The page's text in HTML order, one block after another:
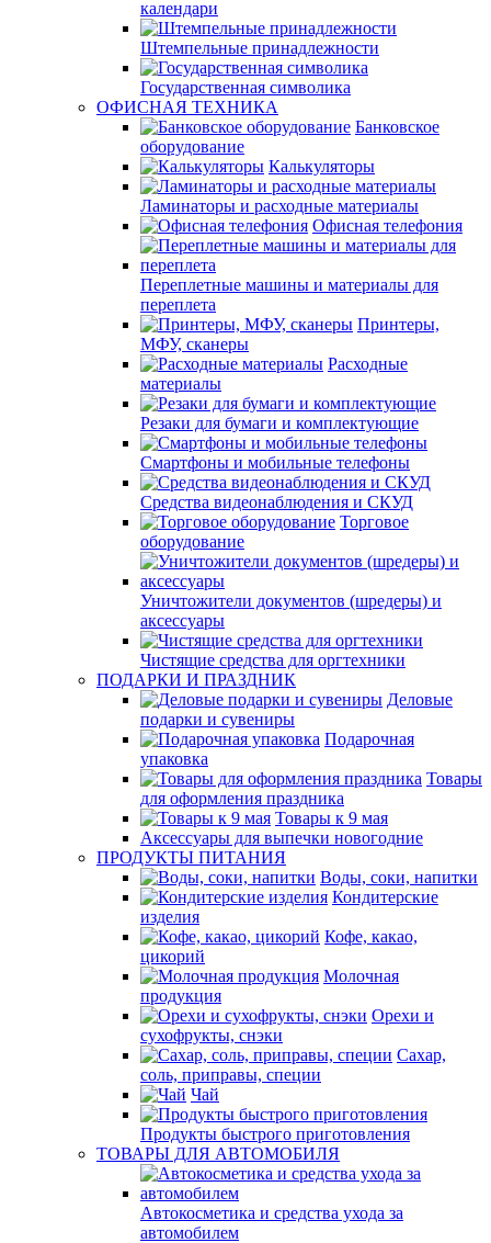
календари
Штемпельные принадлежности
Государственная символика
ОФИСНАЯ ТЕХНИКА
Банковское
оборудование
Калькуляторы
Ламинаторы и расходные материалы
Офисная телефония
Переплетные машины и материалы для
переплета
Принтеры,
МФУ, сканеры
Расходные
материалы
Резаки для бумаги и комплектующие
Смартфоны и мобильные телефоны
Средства видеонаблюдения и СКУД
Торговое
оборудование
Уничтожители документов (шредеры) и
аксессуары
Чистящие средства для оргтехники
ПОДАРКИ И ПРАЗДНИК
Деловые
подарки и сувениры
Подарочная
упаковка
Товары
для оформления праздника
Товары к 9 мая
Аксессуары для выпечки новогодние
ПРОДУКТЫ ПИТАНИЯ
Воды, соки, напитки
Кондитерские
изделия
Кофе, какао,
цикорий
Молочная
продукция
Орехи и
сухофрукты, снэки
Сахар,
соль, приправы, специи
Чай
Продукты быстрого приготовления
ТОВАРЫ ДЛЯ АВТОМОБИЛЯ
Автокосметика и средства ухода за
автомобилем